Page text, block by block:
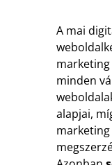
A mai
minden
alapjai,